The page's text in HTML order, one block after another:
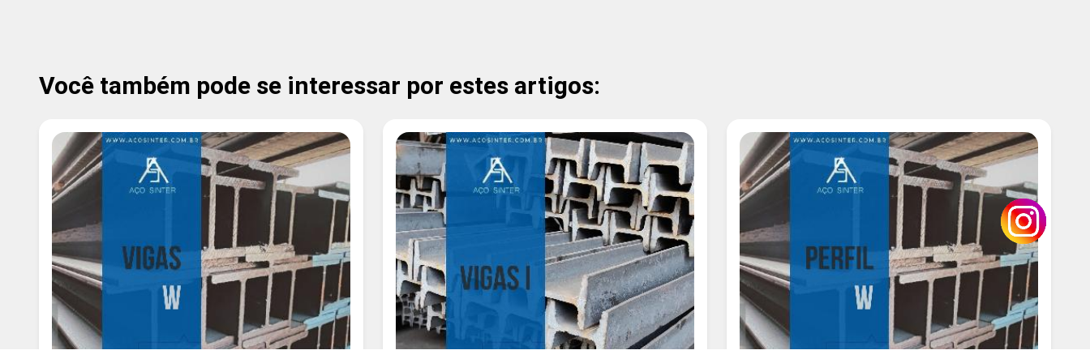
Viga I Aço
Viga I Aço Preço
Viga I de 6 Metros
Viga I de Ferro
Viga I de Ferro 6 Metros Preço
Viga I de Ferro Preço
Viga I Estrutural
Vigas de Ferro
Vigas de Ferro Cortadas
Vigas de Ferro para Construção Civil
Viga I Galvanizada
Viga I Laminada
Viga I Metálica
Você também pode se interessar por estes artigos: